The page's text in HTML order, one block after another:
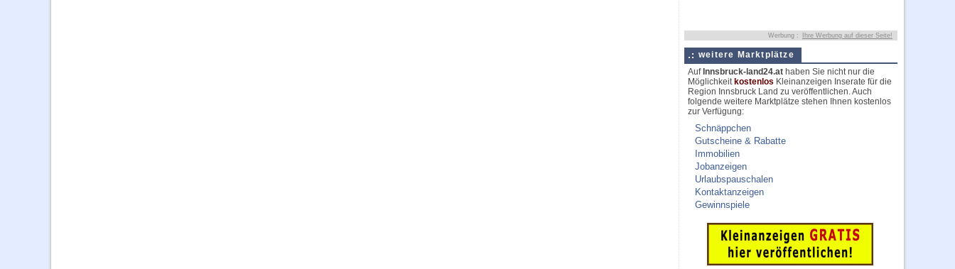
Werbung : Ihre Werbung auf dieser Seite!
weitere Marktplätze
Auf Innsbruck-land24.at haben Sie nicht nur die
Möglichkeit kostenlos Kleinanzeigen Inserate für die
Region Innsbruck Land zu veröffentlichen. Auch
folgende weitere Marktplätze stehen Ihnen kostenlos
zur Verfügung:
Schnäppchen
Gutscheine & Rabatte
Immobilien
Jobanzeigen
Urlaubspauschalen
Kontaktanzeigen
Gewinnspiele